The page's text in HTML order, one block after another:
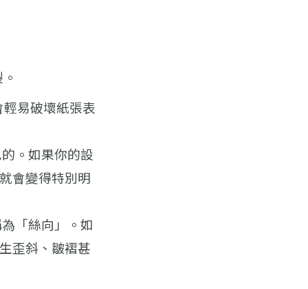
易破壞紙張表
。如果你的設
會變得特別明
「絲向」。如
歪斜、皺褶甚